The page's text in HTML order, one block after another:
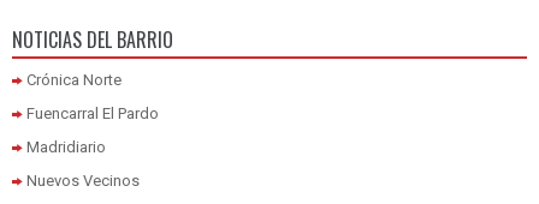
NOTICIAS DEL BARRIO
Crónica Norte
Fuencarral El Pardo
Madridiario
Nuevos Vecinos